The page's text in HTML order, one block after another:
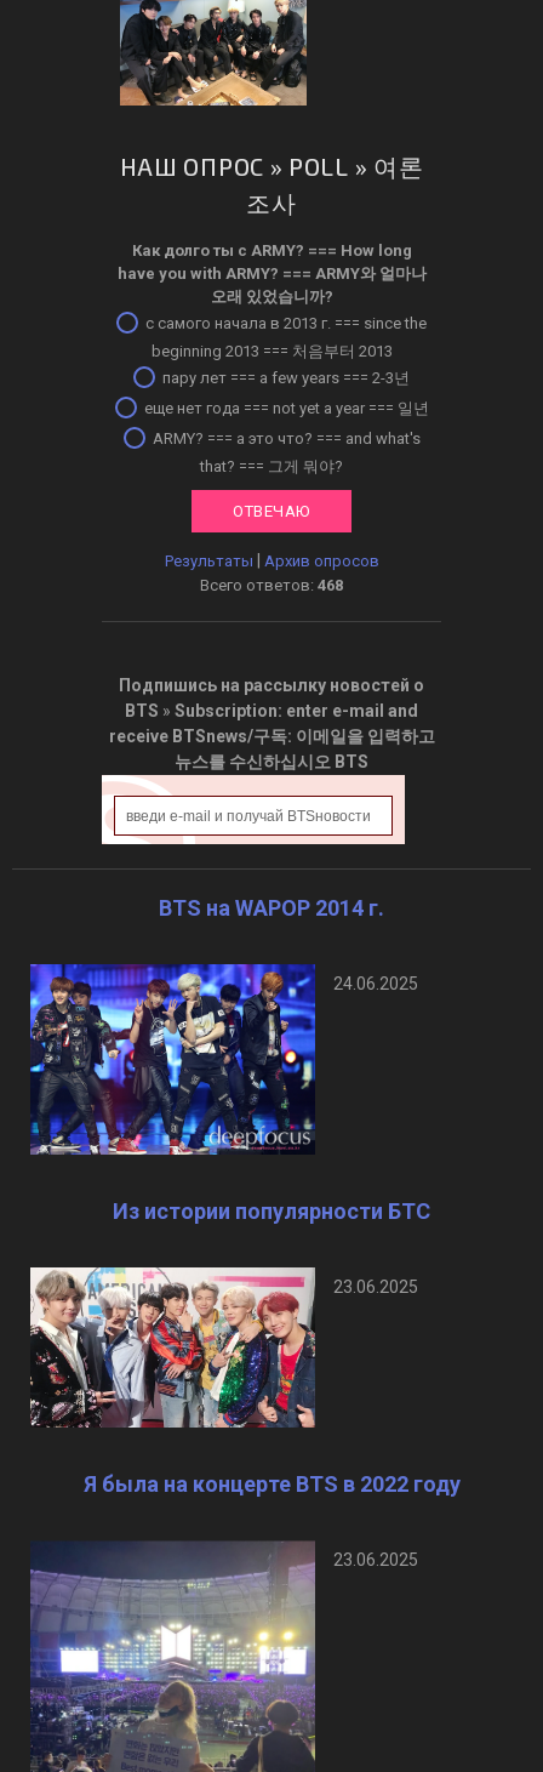
НАШ ОПРОС » POLL » 여론
조사
Как долго ты с ARMY? ­=== How long
have you with ARMY? === ARMY와 얼마나
오래 있었습니까?
с самого начала в 2013 г. === since the
beginning 2013 === 처음부터 2013
пару лет === a few years === 2-3년
еще нет года === not yet a year === 일년
ARMY? === а это что? === and what's
that? === 그게 뭐야?
Результаты
Архив опросов
Всего ответов: 468
Подпишись на рассылку новостей о
BTS » Subscription: enter e-mail and
receive BTSnews/구독: 이메일을 입력하고
뉴스를 수신하십시오 BTS
BTS на WAPOP 2014 г.
24.06.2025
Из истории популярности БТС
23.06.2025
Я была на концерте BTS в 2022 году
23.06.2025